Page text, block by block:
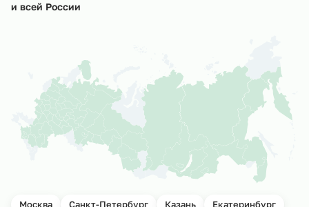
и всей России
Москва Санкт-Петербург Казань
Екатеринбург